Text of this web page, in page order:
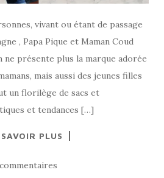
vivant ou étant de passage
, Papa Pique et Maman Coud
ne présente plus la marque adorée
mais aussi des jeunes filles
un florilège de sacs et
et tendances […]
PLUS